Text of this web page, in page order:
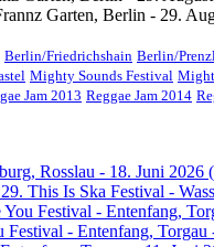
Garten, Berlin - 29.
Berlin/Friedrichshain Berlin/
Mighty Sounds Festival
Jam 2013 Reggae Jam 2014
Rosslau - 18. Juni 2026
This Is Ska Festival -
Festival - Entenfang,
- Entenfang,